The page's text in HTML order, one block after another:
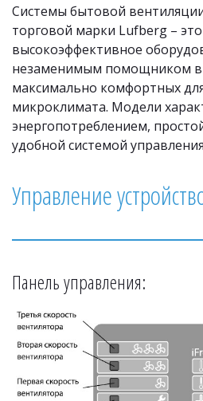
Системы бытовой вентиляции
торговой марки Lufberg –
высокоэффективное
незаменимым помощником в
максимально комфортных
микроклимата. Модели
энергопотреблением,
удобной системой
Управление
Панель управления: